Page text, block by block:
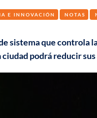
E INNOVACIÓN NOTAS
sistema que controla
podrá reducir